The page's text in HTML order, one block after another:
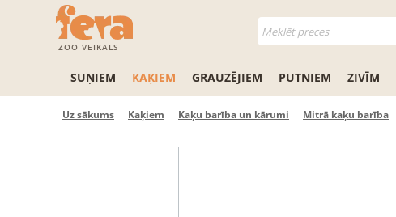
ZOO VEIKALS
SUŅIEM KAĶIEM GRAUZĒJIEM PUTNIEM ZIVĪM
Uz sākums Kaķiem Kaķu barība un kārumi Mitrā kaķu barība